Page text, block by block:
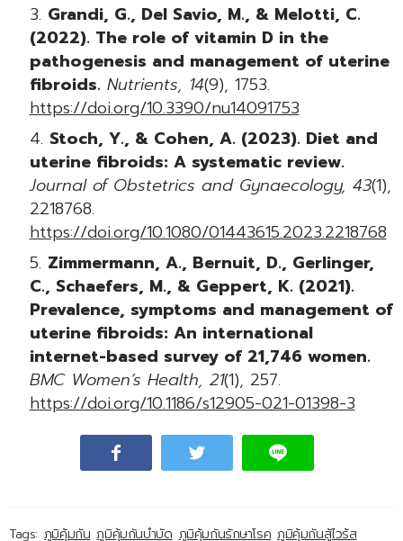
Grandi, G., Del Savio, M., & Melotti, C.
(2022). The role of vitamin D in the
pathogenesis and management of uterine
fibroids. Nutrients, 14(9), 1753.
https://doi.org/10.3390/nu14091753
Stoch, Y., & Cohen, A. (2023). Diet and
uterine fibroids: A systematic review.
Journal of Obstetrics and Gynaecology, 43(1),
2218768.
https://doi.org/10.1080/01443615.2023.2218768
Zimmermann, A., Bernuit, D., Gerlinger,
C., Schaefers, M., & Geppert, K. (2021).
Prevalence, symptoms and management of
uterine fibroids: An international
internet-based survey of 21,746 women.
BMC Women’s Health, 21(1), 257.
https://doi.org/10.1186/s12905-021-01398-3
Tags: ภูมิคุ้มกัน ภูมิคุ้มกันบำบัด ภูมิคุ้มกันรักษาโรค ภูมิคุ้มกันสู้ไวร้ส